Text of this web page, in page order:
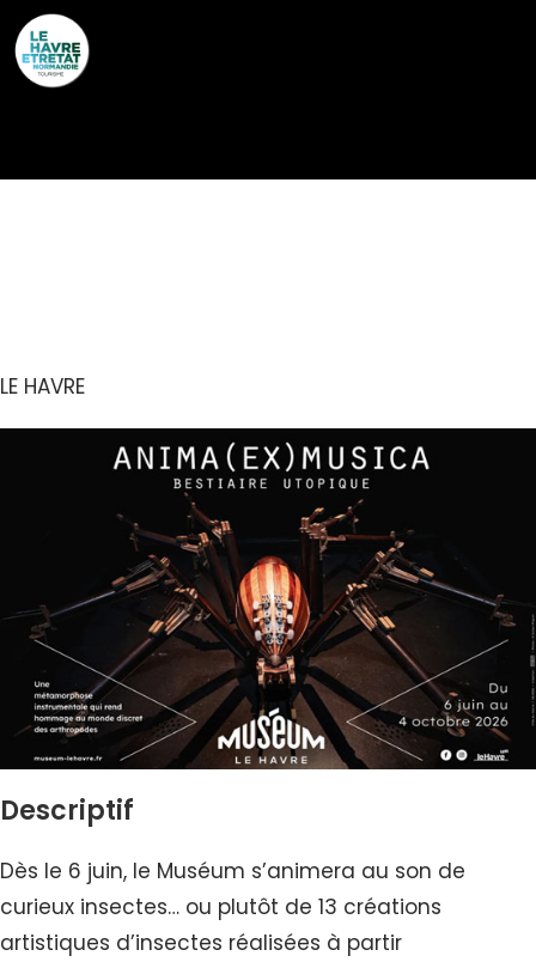
LE HAVRE
Descriptif
Dès le 6 juin, le Muséum s’animera au son de
curieux insectes… ou plutôt de 13 créations
artistiques d’insectes réalisées à partir
Cookies management panel